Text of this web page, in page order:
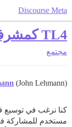
Discourse Meta
TL4 كمشرف تجريبي
مجتمع
(John Lehmann)
كنا نرغب في توسيع
مستخدم للمشاركة